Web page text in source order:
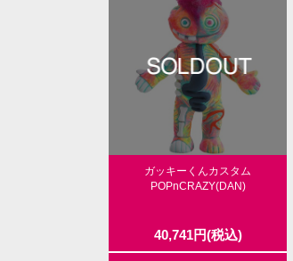
ガッキーくんカスタム
POPnCRAZY(DAN)
40,741円(税込)